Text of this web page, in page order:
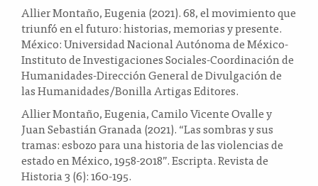
Allier Montaño, Eugenia (2021). 68, el movimiento que
triunfó en el futuro: historias, memorias y presente.
México: Universidad Nacional Autónoma de México-
Instituto de Investigaciones Sociales-Coordinación de
Humanidades-Dirección General de Divulgación de
las Humanidades/Bonilla Artigas Editores.
Allier Montaño, Eugenia, Camilo Vicente Ovalle y
Juan Sebastián Granada (2021). “Las sombras y sus
tramas: esbozo para una historia de las violencias de
estado en México, 1958-2018”. Escripta. Revista de
Historia 3 (6): 160-195.